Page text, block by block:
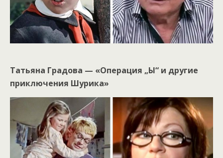
Татьяна Градова — «Операция „Ы“ и другие
приключения Шурика»